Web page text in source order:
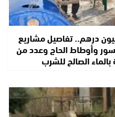
مالي يقدر ب251 مليون درهم.. تفاصيل مشاريع
وأوطاط الحاج وعدد من
بالماء الصالح للشرب